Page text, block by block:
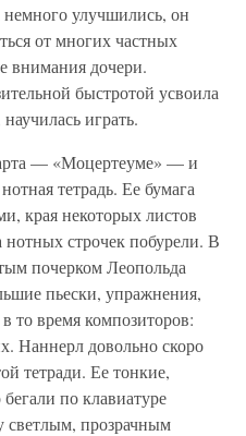
улучшились, он
от многих частных
внимания дочери.
быстротой усвоила
играть.
— «Моцертеуме» — и
тетрадь. Ее бумага
края некоторых листов
строчек побурели. В
почерком Леопольда
пьески, упражнения,
то время композиторов:
Наннерл довольно скоро
тетради. Ее тонкие,
по клавиатуре
светлым, прозрачным